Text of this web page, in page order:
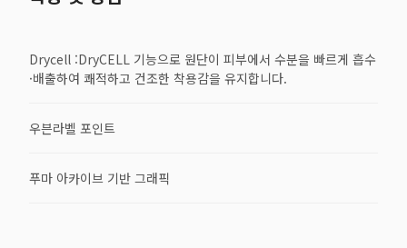
Drycell :DryCELL 기능으로 원단이 피부에서 수분을 빠르게 흡수
·배출하여 쾌적하고 건조한 착용감을 유지합니다.
우븐라벨 포인트
푸마 아카이브 기반 그래픽